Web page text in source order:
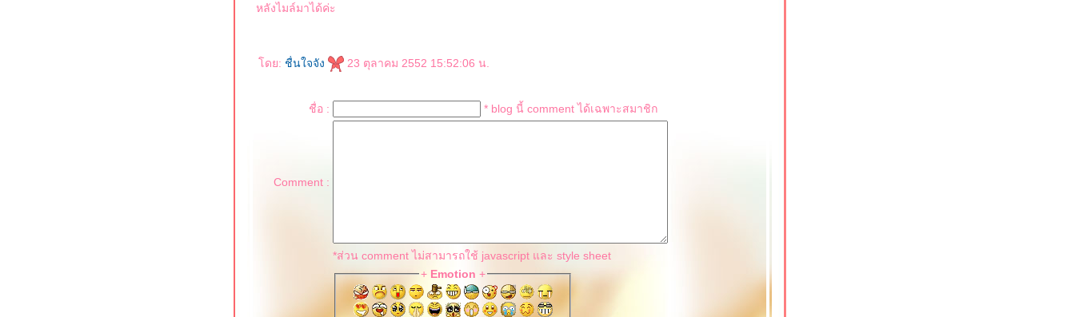
หลังไมล์มาได้ค่ะ
ดย: ชื่นใจจัง 23 ตุลาคม 2552 15:52:06 น.
ชื่อ : * blog นี้ comment ได้เฉพาะสมาชิก
Comment :
*ส่วน comment ไม่สามารถใช้ javascript และ style sheet
+ Emotion +